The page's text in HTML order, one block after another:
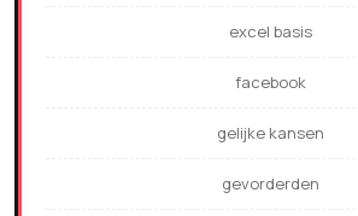
excel basis
facebook
gelijke kansen
gevorderden